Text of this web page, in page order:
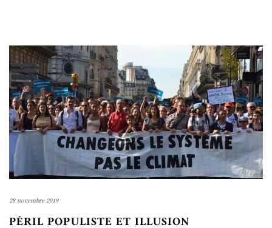
28 novembre 2019
PÉRIL POPULISTE ET ILLUSION